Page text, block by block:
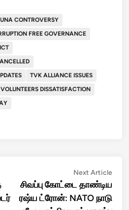
CONTROVERSY
FREE GOVERNANCE
TVK ALLIANCE ISSUES
DISSATISFACTION
Next ArticleNext
சிவப்பு கோட்டை தாண்டிய
ரஷ்ய ட்ரோன்: NATO நாடு